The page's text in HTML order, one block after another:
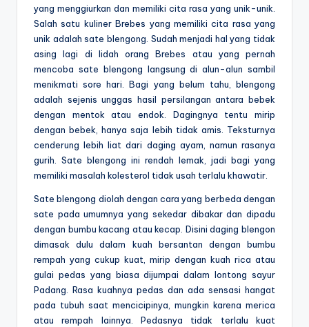
yang menggiurkan dan memiliki cita rasa yang unik-unik.
Salah satu kuliner Brebes yang memiliki cita rasa yang
unik adalah sate blengong. Sudah menjadi hal yang tidak
asing lagi di lidah orang Brebes atau yang pernah
mencoba sate blengong langsung di alun-alun sambil
menikmati sore hari. Bagi yang belum tahu, blengong
adalah sejenis unggas hasil persilangan antara bebek
dengan mentok atau endok. Dagingnya tentu mirip
dengan bebek, hanya saja lebih tidak amis. Teksturnya
cenderung lebih liat dari daging ayam, namun rasanya
gurih. Sate blengong ini rendah lemak, jadi bagi yang
memiliki masalah kolesterol tidak usah terlalu khawatir.
Sate blengong diolah dengan cara yang berbeda dengan
sate pada umumnya yang sekedar dibakar dan dipadu
dengan bumbu kacang atau kecap. Disini daging blengon
dimasak dulu dalam kuah bersantan dengan bumbu
rempah yang cukup kuat, mirip dengan kuah rica atau
gulai pedas yang biasa dijumpai dalam lontong sayur
Padang. Rasa kuahnya pedas dan ada sensasi hangat
pada tubuh saat mencicipinya, mungkin karena merica
atau rempah lainnya. Pedasnya tidak terlalu kuat